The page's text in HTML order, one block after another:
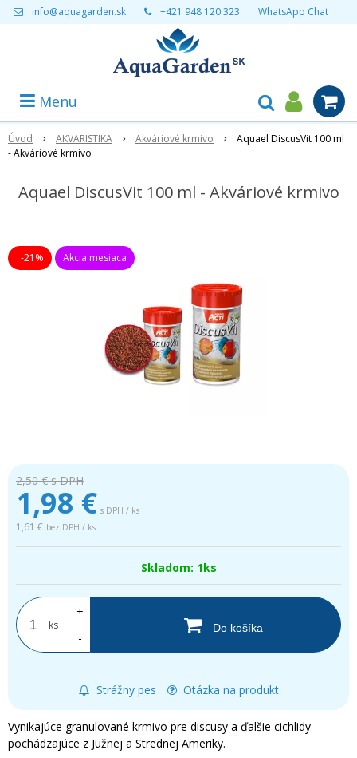
info@aquagarden.sk +421 948 120 323 WhatsApp Chat
Menu
Úvod AKVARISTIKA Akváriové krmivo
Aquael DiscusVit 100 ml
- Akváriové krmivo
Aquael DiscusVit 100 ml - Akváriové krmivo
-21% Akcia mesiaca
2,50 €s DPH
1,98 € s DPH / ks
1,61 € bez DPH / ks
Skladom: 1ks
ks
+
-
Do košíka
Strážny pes Otázka na produkt
Vynikajúce granulované krmivo pre discusy a ďalšie cichlidy
pochádzajúce z Južnej a Strednej Ameriky.